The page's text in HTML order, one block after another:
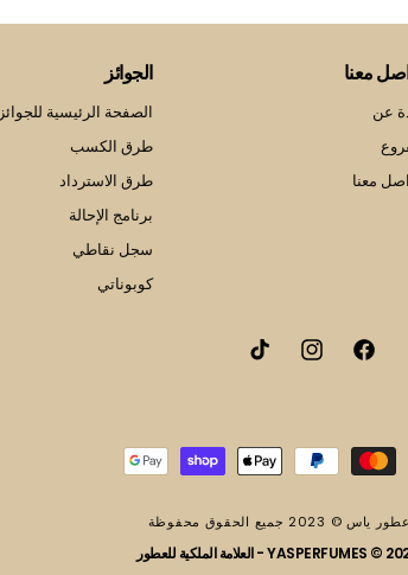
معنا
عن
معنا
الجوائز
الصفحة الرئيسية للجوائز
طرق الكسب
طرق الاسترداد
برنامج الإحالة
سجل نقاطي
كوبوناتي
فيسبوكانستقرامتيك
عطور ياس © 2023 جميع الحقوق محفوظة